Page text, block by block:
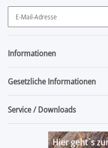
Newsletter Abonnieren
Informationen
Gesetzliche Informationen
Service / Downloads